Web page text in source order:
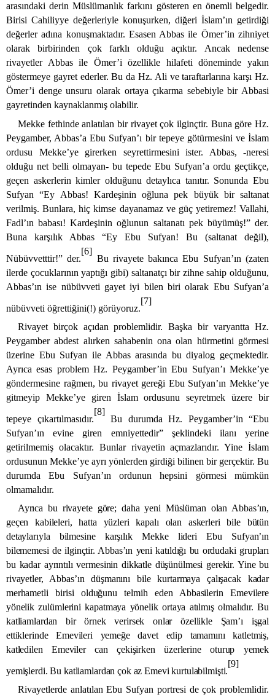
arasındaki derin Müslümanlık farkını gösteren en önemli belgedir.
Birisi Cahiliyye değerleriyle konuşurken, diğeri İslam’ın getirdiği
değerler adına konuşmaktadır. Esasen Abbas ile Ömer’in zihniyet
olarak birbirinden çok farklı olduğu açıktır. Ancak nedense
rivayetler Abbas ile Ömer’i özellikle hilafeti döneminde yakın
göstermeye gayret ederler. Bu da Hz. Ali ve taraftarlarına karşı Hz.
Ömer’i denge unsuru olarak ortaya çıkarma sebebiyle bir Abbasi
gayretinden kaynaklanmış olabilir.
Mekke fethinde anlatılan bir rivayet çok ilginçtir. Buna göre Hz.
Peygamber, Abbas’a Ebu Sufyan’ı bir tepeye götürmesini ve İslam
ordusu Mekke’ye girerken seyrettirmesini ister. Abbas, -neresi
olduğu net belli olmayan- bu tepede Ebu Sufyan’a ordu geçtikçe,
geçen askerlerin kimler olduğunu detaylıca tanıtır. Sonunda Ebu
Sufyan “Ey Abbas! Kardeşinin oğluna pek büyük bir saltanat
verilmiş. Bunlara, hiç kimse dayanamaz ve güç yetiremez! Vallahi,
Fadl’ın babası! Kardeşinin oğlunun saltanatı pek büyümüş!” der.
Buna karşılık Abbas “Ey Ebu Sufyan! Bu (saltanat değil),
Nübüvvetttir!” der.
[6]
Bu rivayete bakınca Ebu Sufyan’ın (zaten
ilerde çocuklarının yaptığı gibi) saltanatçı bir zihne sahip olduğunu,
Abbas’ın ise nübüvveti gayet iyi bilen biri olarak Ebu Sufyan’a
nübüvveti öğrettiğini(!) görüyoruz.
[7]
Rivayet birçok açıdan problemlidir. Başka bir varyantta Hz.
Peygamber abdest alırken sahabenin ona olan hürmetini görmesi
üzerine Ebu Sufyan ile Abbas arasında bu diyalog geçmektedir.
Ayrıca esas problem Hz. Peygamber’in Ebu Sufyan’ı Mekke’ye
göndermesine rağmen, bu rivayet gereği Ebu Sufyan’ın Mekke’ye
gitmeyip Mekke’ye giren İslam ordusunu seyretmek üzere bir
tepeye çıkartılmasıdır.
[8]
Bu durumda Hz. Peygamber’in “Ebu
Sufyan’ın evine giren emniyettedir” şeklindeki ilanı yerine
getirilmemiş olacaktır. Bunlar rivayetin açmazlarıdır. Yine İslam
ordusunun Mekke’ye ayrı yönlerden girdiği bilinen bir gerçektir. Bu
durumda Ebu Sufyan’ın ordunun hepsini görmesi mümkün
olmamalıdır.
Ayrıca bu rivayete göre; daha yeni Müslüman olan Abbas’ın,
geçen kabileleri, hatta yüzleri kapalı olan askerleri bile bütün
detaylarıyla bilmesine karşılık Mekke lideri Ebu Sufyan’ın
bilememesi de ilginçtir. Abbas’ın yeni katıldığı bu ordudaki grupları
bu kadar ayrıntılı vermesinin dikkatle düşünülmesi gerekir. Yine bu
rivayetler, Abbas’ın düşmanını bile kurtarmaya çalışacak kadar
merhametli birisi olduğunu telmih eden Abbasilerin Emevilere
yönelik zulümlerini kapatmaya yönelik ortaya atılmış olmalıdır. Bu
katliamlardan bir örnek verirsek onlar özellikle Şam’ı işgal
ettiklerinde Emevileri yemeğe davet edip tamamını katletmiş,
katledilen Emeviler can çekişirken üzerlerine oturup yemek
yemişlerdi. Bu katliamlardan çok az Emevi kurtulabilmişti.
[9]
Rivayetlerde anlatılan Ebu Sufyan portresi de çok problemlidir.